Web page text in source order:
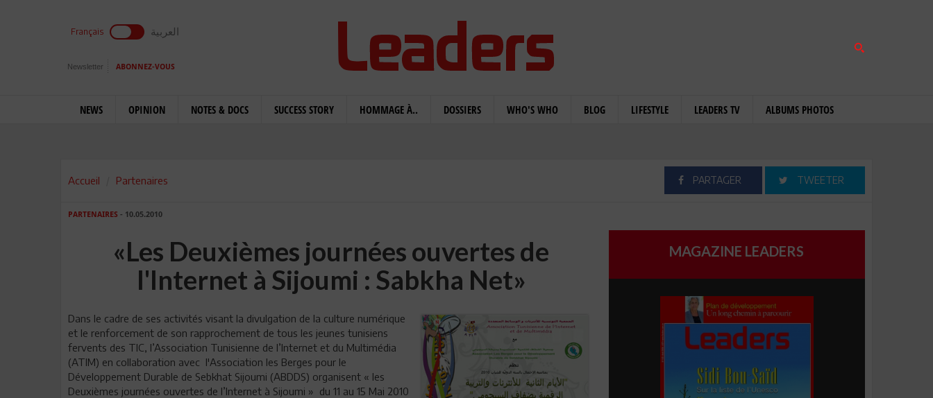
Français العربية
Newsletter ABONNEZ-VOUS
NEWS OPINION NOTES & DOCS SUCCESS STORY HOMMAGE À.. DOSSIERS WHO'S WHO BLOG LIFESTYLE LEADERS TV ALBUMS PHOTOS
Accueil Partenaires PARTAGER TWEETER
PARTENAIRES - 10.05.2010
«Les Deuxièmes journées ouvertes de
l'Internet à Sijoumi : Sabkha Net»
Dans le cadre de ses activités visant la divulgation de la culture numérique
et le renforcement de son rapprochement de tous les jeunes tunisiens
fervents des TIC, l’Association Tunisienne de l’Internet et du Multimédia
(ATIM) en collaboration avec l'Association les Berges pour le
Développement Durable de Sebkhat Sijoumi (ABDDS) organisent « les
Deuxièmes journées ouvertes de l’Internet à Sijoumi » du 11 au 15 Mai 2010
MAGAZINE LEADERS